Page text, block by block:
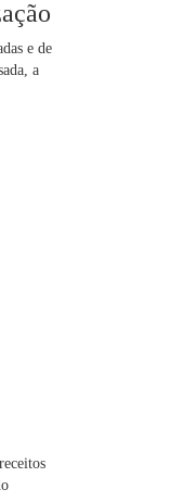
e de
a